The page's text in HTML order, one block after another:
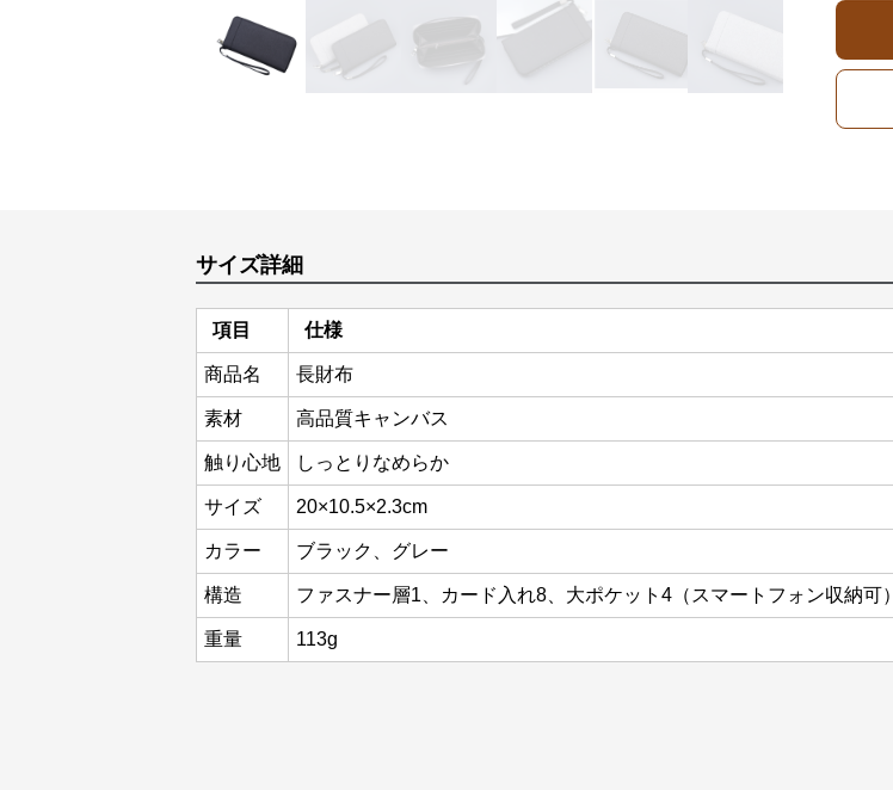
サイズ詳細
項目 仕様
商品名 長財布
素材 高品質キャンバス
触り心地 しっとりなめらか
サイズ 20×10.5×2.3cm
カラー ブラック、グレー
構造 ファスナー層1、カード入れ8、大ポケット4（スマートフォン収納可）
重量 113g